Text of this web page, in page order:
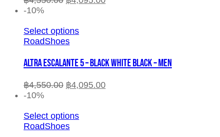
-10%
Select options
RoadShoes
ALTRA ESCALANTE 5 – BLACK WHITE BLACK – MEN
฿4,550.00 ฿4,095.00
-10%
Select options
RoadShoes